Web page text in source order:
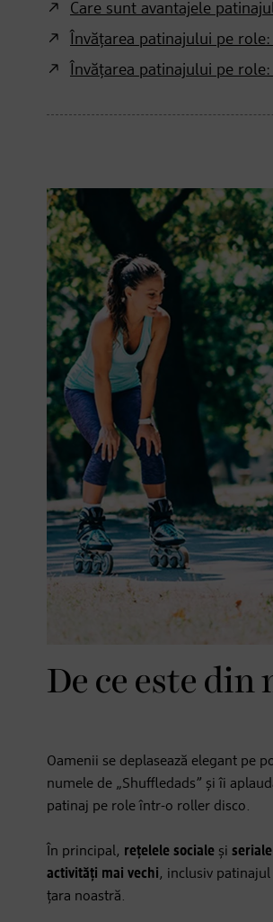
Care sunt avantajele
Învățarea patinajului pe
Învățarea patinajului pe
De ce este
Oamenii se deplasează elegant pe
numele de „Shuffledads” și îi
patinaj pe role într-o roller disco.
În principal, rețelele sociale și
activități mai vechi, inclusiv
țara noastră.